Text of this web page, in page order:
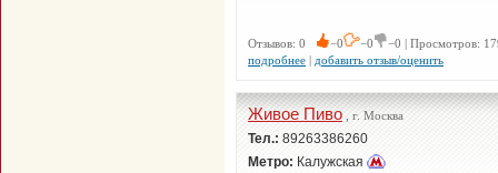
Отзывов: 0 −0 −0
−0 | Просмотров:
подробнее | добавить отзыв/оценить
Живое Пиво, г. Москва
Тел.: 89263386260
Метро: Калужская